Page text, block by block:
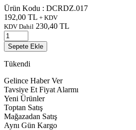
Ürün Kodu : DCRDZ.017
192,00 TL + KDV
KDV Dahil 230,40 TL
Sepete Ekle
Tükendi
Gelince Haber Ver
Tavsiye Et Fiyat Alarmı
Yeni Ürünler
Toptan Satış
Mağazadan Satış
Aynı Gün Kargo